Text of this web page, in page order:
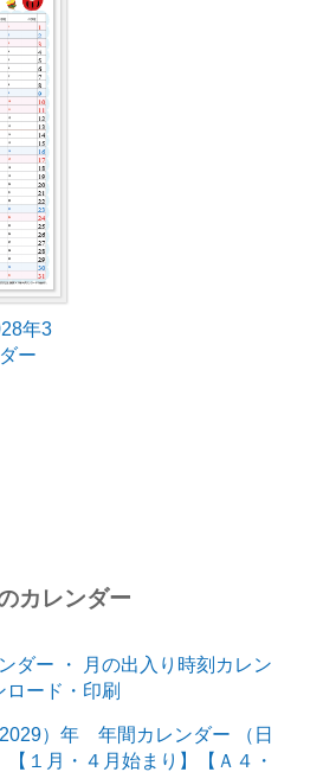
年3
ー
カレンダー
ダー ・ 月の出入り時刻カレン
ード・印刷
）年 年間カレンダー （日
１月・４月始まり】【Ａ４・